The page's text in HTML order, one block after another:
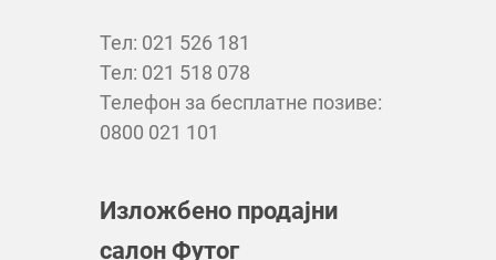
Тел: 021 526 181
Тел: 021 518 078
Телефон за бесплатне позиве:
0800 021 101
Изложбено продајни
салон Футог